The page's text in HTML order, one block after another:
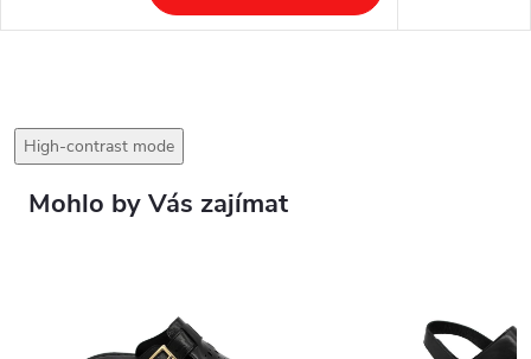
High-contrast mode
Mohlo by Vás zajímat